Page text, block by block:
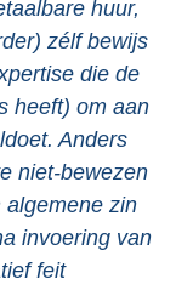
huur,
zélf bewijs
die de
heeft) om aan
Anders
niet-bewezen
algemene zin
invoering van
feit